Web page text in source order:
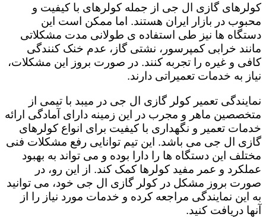
کولرهای گازی ال جی از جمله کولرهای با کیفیت و
محبوب در بازار ایران هستند. اما ممکن است این
دستگاه ها نیز طی استفاده ی طولانی مدت مشکلاتی
مانند خرابی کمپرسور، نشتی گاز، عدم خنک کنندگی
کافی و غیره را تجربه کنند. در صورت بروز این مشکلات،
نیاز به خدمات تعمیراتی دارند.
نمایندگی تعمیر کولر گازی ال جی در میبد با تیمی از
متخصصین ماهر و مجرب در این زمینه دارای آمادگی ارائه
خدمات تعمیر و نگهداری با کیفیت برای انواع کولرهای
گازی ال جی می باشد. این تیم توانایی رفع مشکلات فنی
مختلف این دستگاه ها را دارا بوده و می تواند به بهبود
عملکرد و عمر مفید کولرها کمک کند. از این رو، در
صورت بروز مشکل در کولر گازی ال جی خود، می توانید
به این نمایندگی مراجعه کرده و خدمات مورد نیاز را از
آنها دریافت کنید.